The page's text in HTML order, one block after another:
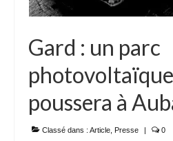
Gard : un parc
poussera à
Classé dans : Article Presse | 0